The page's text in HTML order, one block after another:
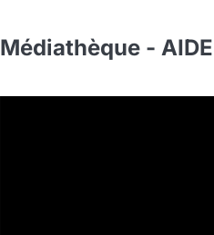
Médiathèque -